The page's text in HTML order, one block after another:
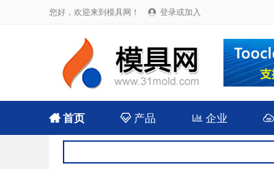
您好，欢迎来到模具网！  登录或加入
首页  产品 企业 